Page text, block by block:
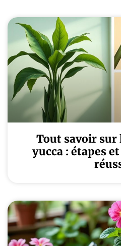
Tout savoir sur
yucca : étapes